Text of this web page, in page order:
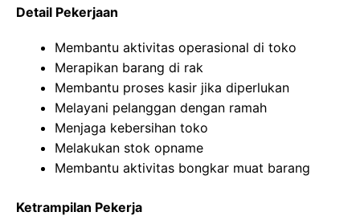
Detail Pekerjaan
Membantu aktivitas operasional di toko
Merapikan barang di rak
Membantu proses kasir jika diperlukan
Melayani pelanggan dengan ramah
Menjaga kebersihan toko
Melakukan stok opname
Membantu aktivitas bongkar muat barang
Ketrampilan Pekerja